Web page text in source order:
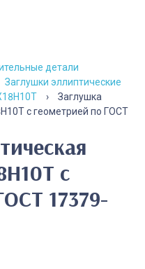
детали
Заглушки эллиптические
›
Заглушка
с геометрией по ГОСТ
с
17379-